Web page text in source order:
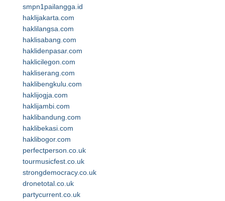
smpn1pailangga.id
haklijakarta.com
haklilangsa.com
haklisabang.com
haklidenpasar.com
haklicilegon.com
hakliserang.com
haklibengkulu.com
haklijogja.com
haklijambi.com
haklibandung.com
haklibekasi.com
haklibogor.com
perfectperson.co.uk
tourmusicfest.co.uk
strongdemocracy.co.uk
dronetotal.co.uk
partycurrent.co.uk